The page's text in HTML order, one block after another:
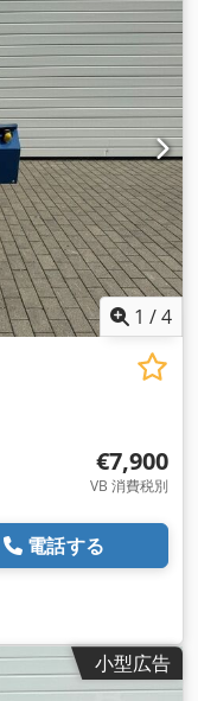
1 /4
€7,900
VB 消費税別
電話する
小型広告